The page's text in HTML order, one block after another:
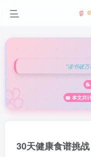
"读书破
📖 本文共
30天健康食谱挑